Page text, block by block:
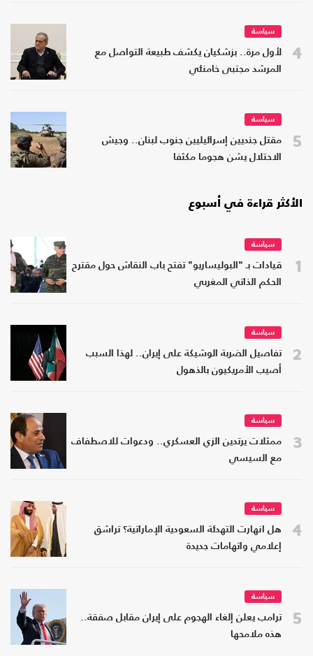
4
سياسة
لأول مرة.. بزشكيان يكشف طبيعة التواصل مع
المرشد مجتبى خامنئي
5
سياسة
مقتل جنديين إسرائيليين جنوب لبنان.. وجيش
الاحتلال يشن هجوما مكثفا
الأكثر قراءة في أسبوع
1
سياسة
قيادات بـ "البوليساريو" تفتح باب النقاش حول مقترح
الحكم الذاتي المغربي
2
سياسة
تفاصيل الضربة الوشيكة على إيران.. لهذا السبب
أصيب الأمريكيون بالذهول
3
سياسة
ممثلات يرتدين الزي العسكري.. ودعوات للاصطفاف
مع السيسي
4
سياسة
هل انهارت التهدئة السعودية الإماراتية؟ تراشق
إعلامي واتهامات جديدة
5
سياسة
ترامب يعلن إلغاء الهجوم على إيران مقابل صفقة..
هذه ملامحها